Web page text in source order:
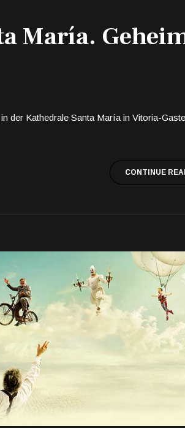
María.
der Kathedrale Santa María in Vitoria-
CONTINUE